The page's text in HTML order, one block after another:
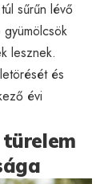
sűrűn lévő
lesznek.
és
évi